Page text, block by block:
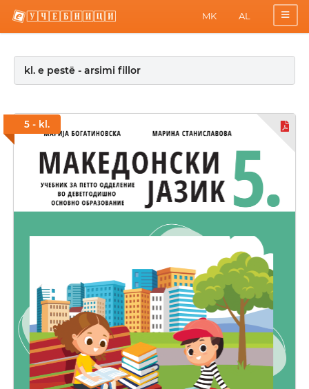
MK AL
kl. e pestë - arsimi fillor
5 - kl.